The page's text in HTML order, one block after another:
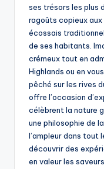
ses trésors les plus
ragoûts copieux
écossais
de ses habitants.
crémeux tout en
Highlands ou en
pêché sur les rives
offre l’occasion
célèbrent la nature
une philosophie de
l’ampleur dans tout
découvrir des
en valeur les